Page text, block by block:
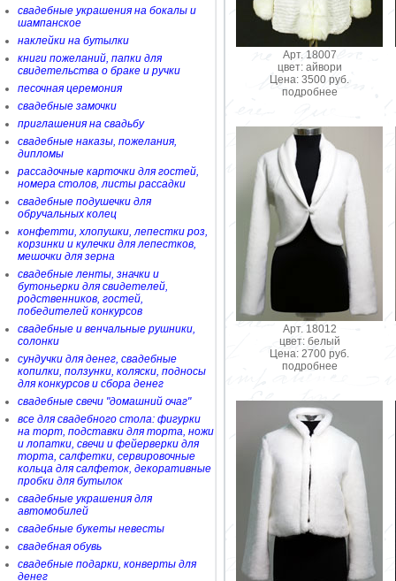
свадебные украшения на бокалы и
шампанское
наклейки на бутылки
книги пожеланий, папки для
свидетельства о браке и ручки
песочная церемония
свадебные замочки
приглашения на свадьбу
свадебные наказы, пожелания,
дипломы
рассадочные карточки для гостей,
номера столов, листы рассадки
свадебные подушечки для
обручальных колец
конфетти, хлопушки, лепестки роз,
корзинки и кулечки для лепестков,
мешочки для зерна
свадебные ленты, значки и
бутоньерки для свидетелей,
родственников, гостей,
победителей конкурсов
свадебные и венчальные рушники,
солонки
сундучки для денег, свадебные
копилки, ползунки, коляски, подносы
для конкурсов и сбора денег
свадебные свечи "домашний очаг"
все для свадебного стола: фигурки
на торт, подставки для торта, ножи
и лопатки, свечи и фейерверки для
торта, салфетки, сервировочные
кольца для салфеток, декоративные
пробки для бутылок
свадебные украшения для
автомобилей
свадебные букеты невесты
свадебная обувь
свадебные подарки, конверты для
денег
Арт. 18007
цвет: айвори
Цена: 3500 руб.
подробнее
Арт. 18012
цвет: белый
Цена: 2700 руб.
подробнее